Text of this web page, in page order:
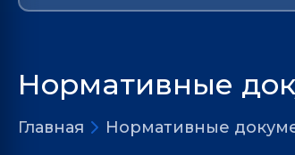
Нормативные
Главная Нормативные